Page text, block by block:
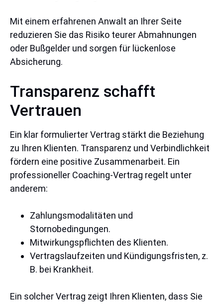
Mit einem erfahrenen Anwalt an Ihrer Seite
reduzieren Sie das Risiko teurer Abmahnungen
oder Bußgelder und sorgen für lückenlose
Absicherung.
Transparenz schafft
Vertrauen
Ein klar formulierter Vertrag stärkt die Beziehung
zu Ihren Klienten. Transparenz und Verbindlichkeit
fördern eine positive Zusammenarbeit. Ein
professioneller Coaching-Vertrag regelt unter
anderem:
Zahlungsmodalitäten und
Stornobedingungen.
Mitwirkungspflichten des Klienten.
Vertragslaufzeiten und Kündigungsfristen, z.
B. bei Krankheit.
Ein solcher Vertrag zeigt Ihren Klienten, dass Sie